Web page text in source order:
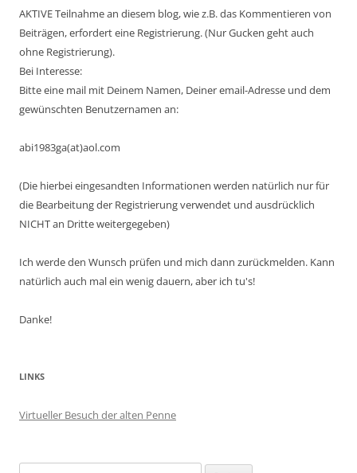
AKTIVE Teilnahme an diesem blog, wie z.B. das Kommentieren von
Beiträgen, erfordert eine Registrierung. (Nur Gucken geht auch
ohne Registrierung).
Bei Interesse:
Bitte eine mail mit Deinem Namen, Deiner email-Adresse und dem
gewünschten Benutzernamen an:
abi1983ga(at)aol.com
(Die hierbei eingesandten Informationen werden natürlich nur für
die Bearbeitung der Registrierung verwendet und ausdrücklich
NICHT an Dritte weitergegeben)
Ich werde den Wunsch prüfen und mich dann zurückmelden. Kann
natürlich auch mal ein wenig dauern, aber ich tu's!
Danke!
LINKS
Virtueller Besuch der alten Penne